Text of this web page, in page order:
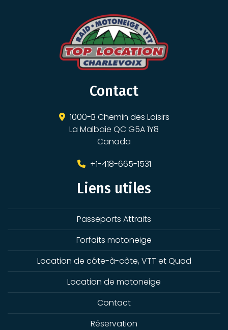
Contact
1000-B Chemin des Loisirs
La Malbaie QC G5A 1Y8
Canada
+1-418-665-1531
Liens utiles
Passeports Attraits
Forfaits motoneige
Location de côte-à-côte, VTT et Quad
Location de motoneige
Contact
Réservation